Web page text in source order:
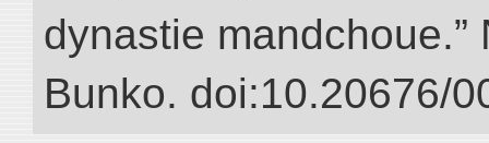
dynastie mandchoue.”
Bunko. doi:10.20676/